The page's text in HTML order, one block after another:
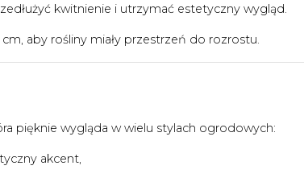
kwitnienie i utrzymać estetyczny wygląd.
aby rośliny miały przestrzeń do rozrostu.
pięknie wygląda w wielu stylach ogrodowych:
akcent,